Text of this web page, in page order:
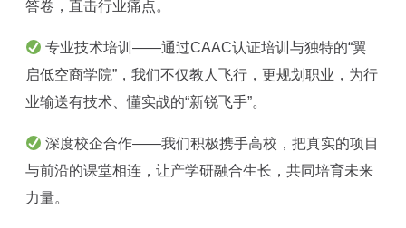
答卷，直击行业痛点。
专业技术培训——通过CAAC认证培训与独特的“翼
启低空商学院”，我们不仅教人飞行，更规划职业，为行
业输送有技术、懂实战的“新锐飞手”。
深度校企合作——我们积极携手高校，把真实的项目
与前沿的课堂相连，让产学研融合生长，共同培育未来
力量。